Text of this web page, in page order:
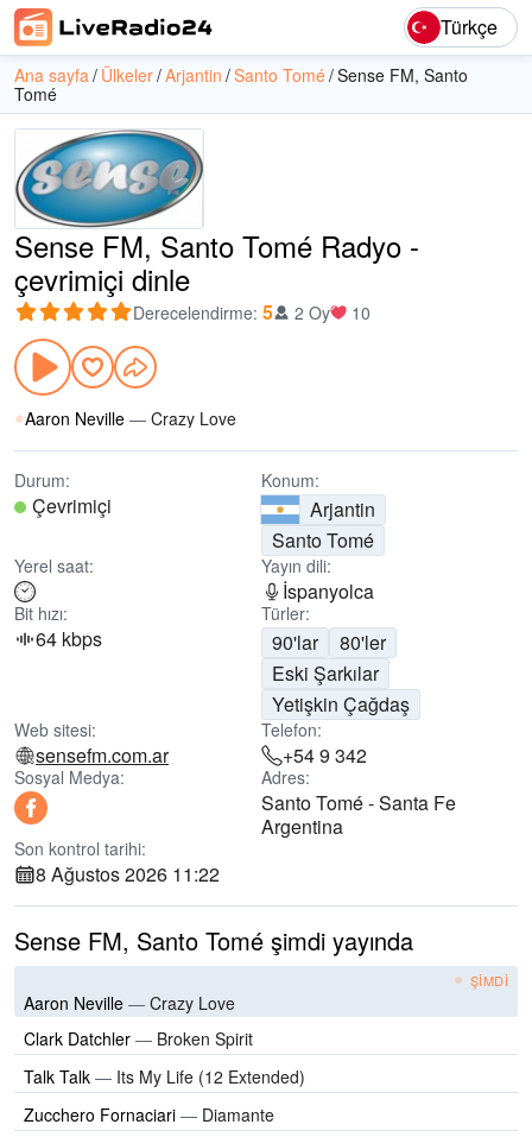
Türkçe
Ana sayfa Ülkeler Arjantin Santo Tomé Sense FM, Santo
Tomé
Sense FM, Santo Tomé Radyo -
çevrimiçi dinle
Derecelendirme: 5 2 Oy 10
Aaron Neville — Crazy Love
Durum:
Çevrimiçi
Konum:
Arjantin
Santo Tomé
Yerel saat: Yayın dili:
İspanyolca
Bit hızı:
64 kbps
Türler:
90'lar
80'ler
Eski Şarkılar
Yetişkin Çağdaş
Web sitesi:
sensefm.com.ar
Telefon:
+54 9 342
Sosyal Medya: Adres:
Santo Tomé - Santa Fe
Argentina
Son kontrol tarihi:
8 Ağustos 2026 11:22
Sense FM, Santo Tomé şimdi yayında
ŞIMDI
Aaron Neville — Crazy Love
Clark Datchler — Broken Spirit
Talk Talk — Its My Life (12 Extended)
Zucchero Fornaciari — Diamante